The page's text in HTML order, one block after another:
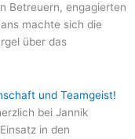
Betreuern, engagierten
machte sich die
über das
und Teamgeist!
bei Jannik
in den